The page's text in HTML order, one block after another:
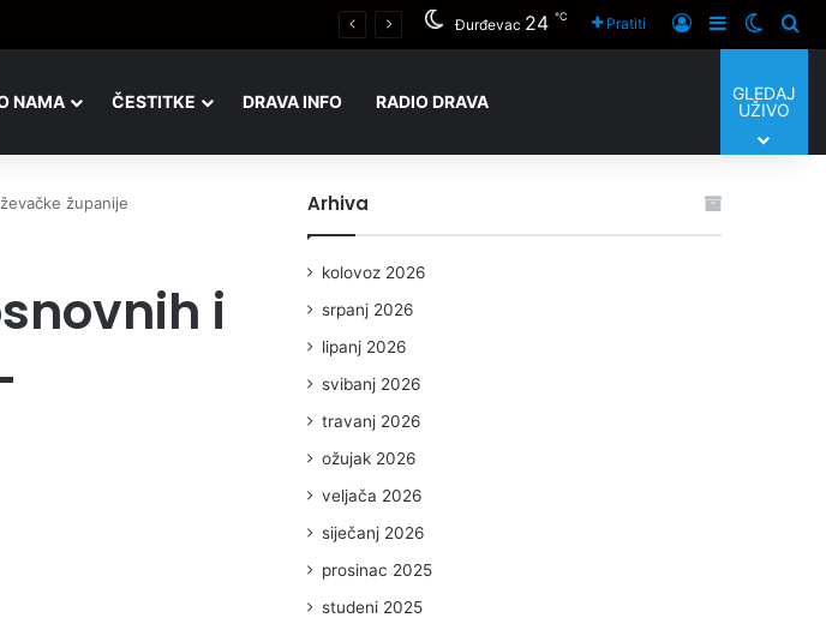
Đurđevac 24 ℃ Pratiti Prijaviti se
Sidebar
NAMA ČESTITKE DRAVA INFO RADIO DRAVA
GLEDAJ
UŽIVO
županije
i
Arhiva
kolovoz 2026
srpanj 2026
lipanj 2026
svibanj 2026
travanj 2026
ožujak 2026
veljača 2026
siječanj 2026
prosinac 2025
studeni 2025